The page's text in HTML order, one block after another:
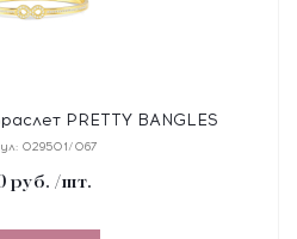
PRETTY BANGLES
17 см, сталь, цирконы,
029501/067
руб. /шт.